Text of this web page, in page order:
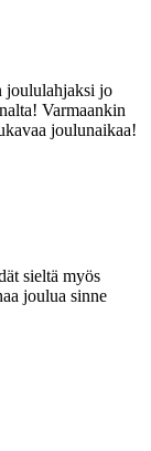
joululahjaksi jo
Varmaankin
joulunaikaa!
sieltä myös
joulua sinne